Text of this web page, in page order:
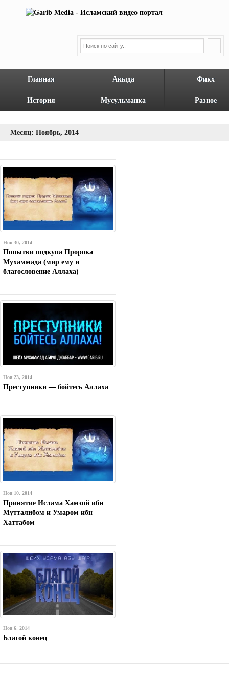
Главная Акыда Фикх
История Мусульманка Разное
Месяц: Ноябрь, 2014
Ноя 30, 2014
Попытки подкупа Пророка
Мухаммада (мир ему и
благословение Аллаха)
Ноя 23, 2014
Преступники — бойтесь Аллаха
Ноя 10, 2014
Принятие Ислама Хамзой ибн
Мутталибом и Умаром ибн
Хаттабом
Ноя 6, 2014
Благой конец